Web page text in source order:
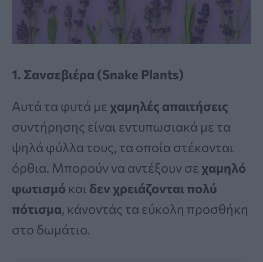
1. Σανσεβιέρα (Snake Plants)
Αυτά τα φυτά με χαμηλές απαιτήσεις
συντήρησης είναι εντυπωσιακά με τα
ψηλά φύλλα τους, τα οποία στέκονται
όρθια. Μπορούν να αντέξουν σε χαμηλό
φωτισμό και δεν χρειάζονται πολύ
πότισμα, κάνοντάς τα εύκολη προσθήκη
στο δωμάτιο.